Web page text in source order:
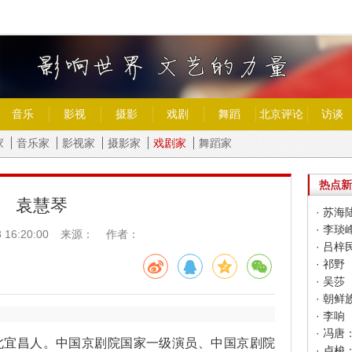
音乐 影视 摄影 戏剧 舞蹈 北京评论 访谈
音乐家 影视家 摄影家 戏剧家 舞蹈家
袁慧琴
16:20:00 来源： 作者：
人。中国京剧院国家一级演员、中国京剧院
热点
· 苏海
· 李琰
· 吕梓
· 祁野
· 吴莎
· 朝鲜
· 李响